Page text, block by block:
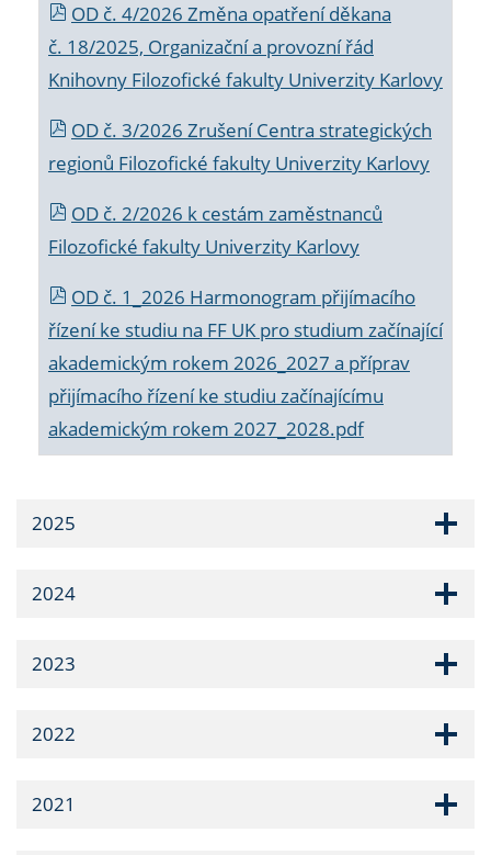
OD č. 4/2026 Změna opatření děkana
č. 18/2025, Organizační a provozní řád
Knihovny Filozofické fakulty Univerzity Karlovy
OD č. 3/2026 Zrušení Centra strategických
regionů Filozofické fakulty Univerzity Karlovy
OD č. 2/2026 k cestám zaměstnanců
Filozofické fakulty Univerzity Karlovy
OD č. 1_2026 Harmonogram přijímacího
řízení ke studiu na FF UK pro studium začínající
akademickým rokem 2026_2027 a příprav
přijímacího řízení ke studiu začínajícímu
akademickým rokem 2027_2028.pdf
2025
2024
2023
2022
2021